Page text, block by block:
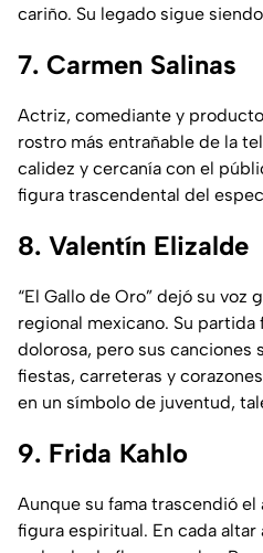
cariño. Su legado sigue
7. Carmen Salinas
Actriz, comediante y
rostro más entrañable de la
calidez y cercanía con el
figura trascendental del
8. Valentín Elizalde
“El Gallo de Oro” dejó su voz
regional mexicano. Su
dolorosa, pero sus canciones
fiestas, carreteras y
en un símbolo de juventud,
9. Frida Kahlo
Aunque su fama trascendió
figura espiritual. En cada altar